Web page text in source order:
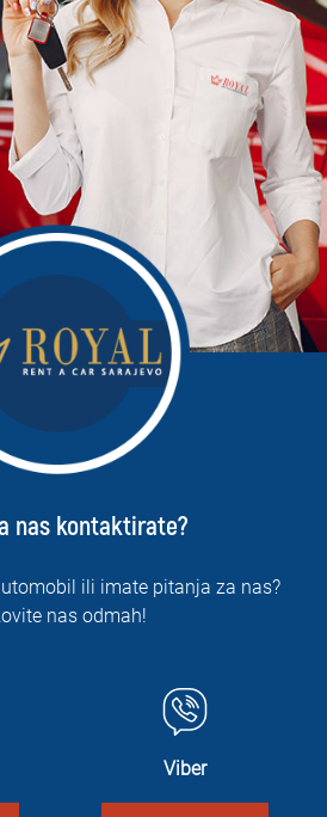
nas kontaktirate?
ili imate pitanja za nas?
nas odmah!
Viber